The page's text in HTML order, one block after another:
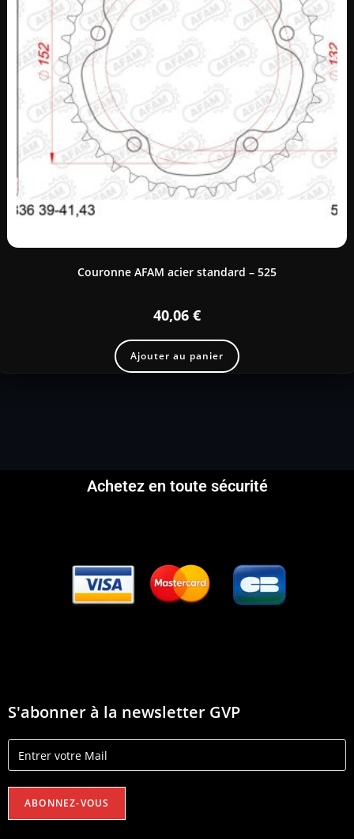
Couronne AFAM acier standard – 525
40,06 €
Ajouter au panier
Achetez en toute sécurité
S'abonner à la newsletter GVP